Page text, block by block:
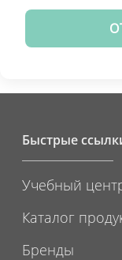
Быстрые
Учебный
Каталог
Бренды